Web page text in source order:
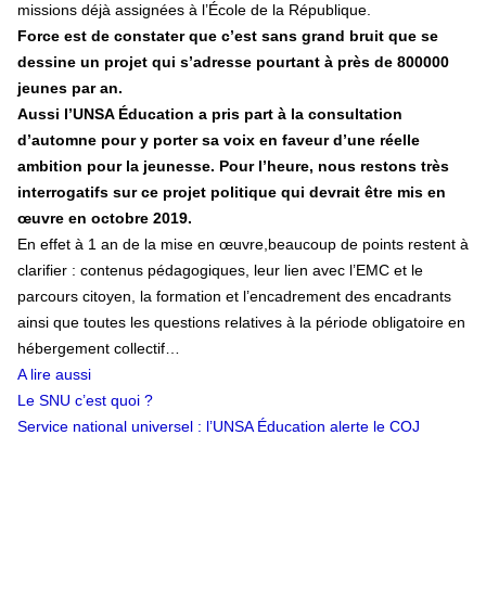
missions déjà assignées à l’École de la République.
Force est de constater que c’est sans grand bruit que se
dessine un projet qui s’adresse pourtant à près de 800000
jeunes par an.
Aussi l’UNSA Éducation a pris part à la consultation
d’automne pour y porter sa voix en faveur d’une réelle
ambition pour la jeunesse. Pour l’heure, nous restons très
interrogatifs sur ce projet politique qui devrait être mis en
œuvre en octobre 2019.
En effet à 1 an de la mise en œuvre,beaucoup de points restent à
clarifier : contenus pédagogiques, leur lien avec l’EMC et le
parcours citoyen, la formation et l’encadrement des encadrants
ainsi que toutes les questions relatives à la période obligatoire en
hébergement collectif…
A lire aussi
Le SNU c’est quoi ?
Service national universel : l’UNSA Éducation alerte le COJ